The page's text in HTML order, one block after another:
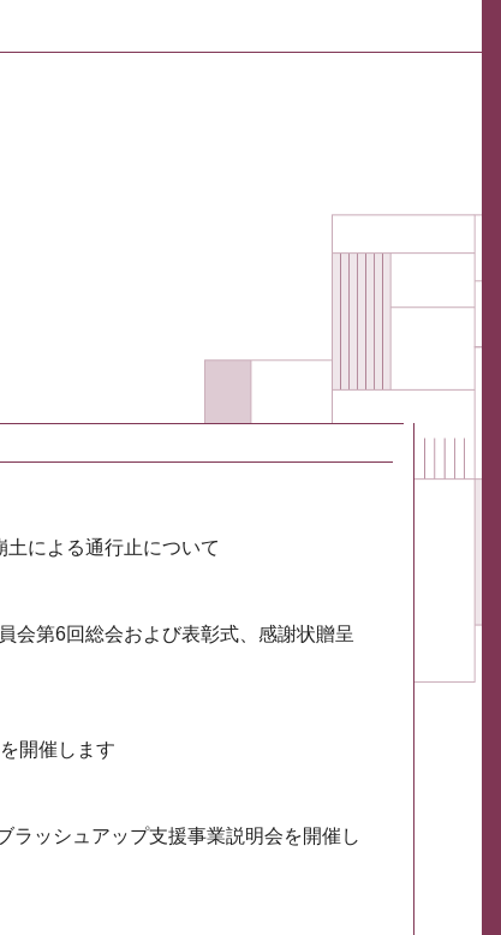
による通行止について
会第6回総会および表彰式、感謝状贈呈
開催します
ラッシュアップ支援事業説明会を開催し